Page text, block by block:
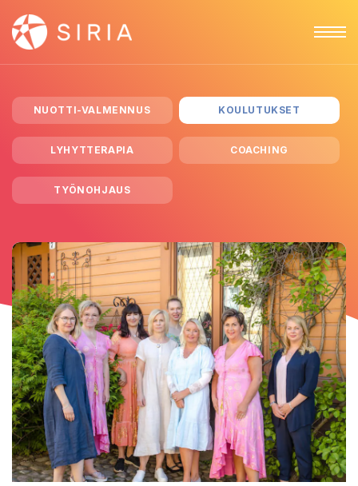
NUOTTI-VALMENNUS KOULUTUKSET
LYHYTTERAPIA COACHING
TYÖNOHJAUS